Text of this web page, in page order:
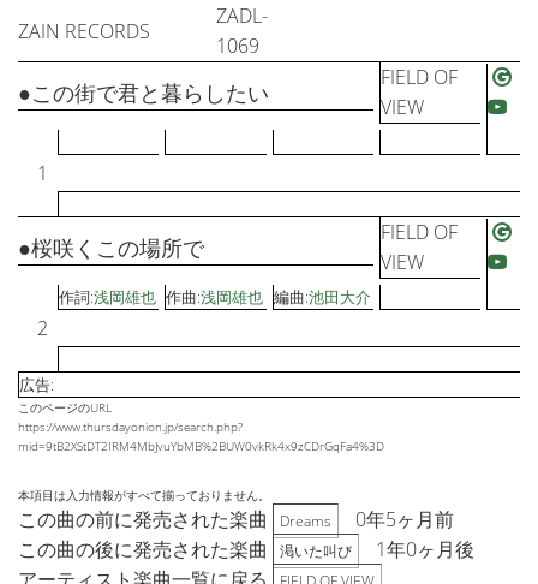
ZAIN RECORDS
ZADL-
1069
1
●この街で君と暮らしたい
FIELD OF
VIEW
2
●桜咲くこの場所で
FIELD OF
VIEW
作詞:浅岡雄也 作曲:浅岡雄也 編曲:池田大介
広告:
このページのURL
https://www.thursdayonion.jp/search.php?
mid=9tB2XStDT2IRM4MbJvuYbMB%2BUW0vkRk4x9zCDrGqFa4%3D
本項目は入力情報がすべて揃っておりません。
この曲の前に発売された楽曲 Dreams
0年5ヶ月前
この曲の後に発売された楽曲
渇いた叫び
1年0ヶ月後